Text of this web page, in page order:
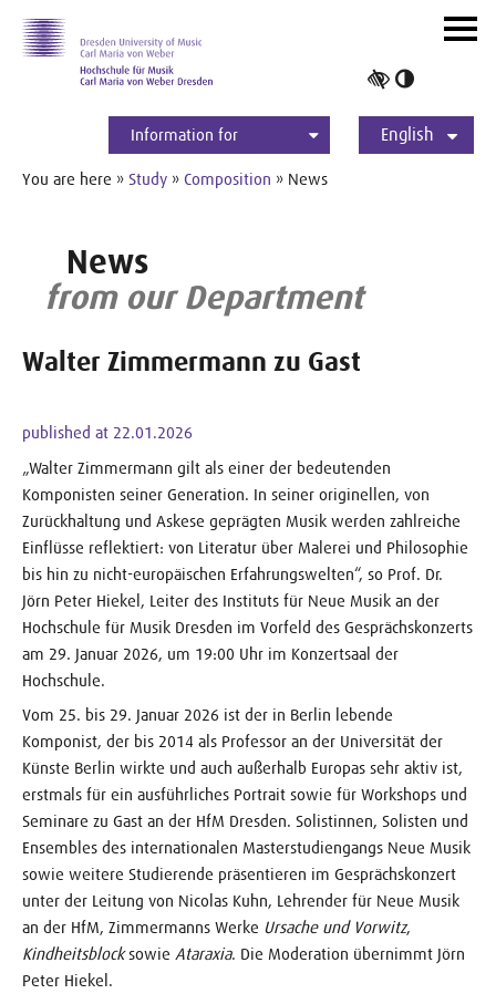
contrast
Information for
Students
Applicants
International
Press
Alumni
English
ein-/
You are here » Study » Composition » News
News
from our Department
Walter Zimmermann zu Gast
published at 22.01.2026
„Walter Zimmermann gilt als einer der bedeutenden
Komponisten seiner Generation. In seiner originellen, von
Zurückhaltung und Askese geprägten Musik werden zahlreiche
Einflüsse reflektiert: von Literatur über Malerei und Philosophie
bis hin zu nicht-europäischen Erfahrungswelten“, so Prof. Dr.
Jörn Peter Hiekel, Leiter des Instituts für Neue Musik an der
Hochschule für Musik Dresden im Vorfeld des Gesprächskonzerts
am 29. Januar 2026, um 19:00 Uhr im Konzertsaal der
Hochschule.
Vom 25. bis 29. Januar 2026 ist der in Berlin lebende
Komponist, der bis 2014 als Professor an der Universität der
Künste Berlin wirkte und auch außerhalb Europas sehr aktiv ist,
erstmals für ein ausführliches Portrait sowie für Workshops und
Seminare zu Gast an der HfM Dresden. Solistinnen, Solisten und
Ensembles des internationalen Masterstudiengangs Neue Musik
sowie weitere Studierende präsentieren im Gesprächskonzert
unter der Leitung von Nicolas Kuhn, Lehrender für Neue Musik
an der HfM, Zimmermanns Werke Ursache und Vorwitz,
Kindheitsblocksowie Ataraxia. Die Moderation übernimmt Jörn
Peter Hiekel.